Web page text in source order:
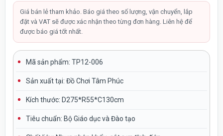
là:
6,000,000₫.
tại
là:
3,890,000₫.
Giá bán lẻ tham khảo. Báo giá theo số lượng, vận chuyển, lắp
đặt và VAT sẽ được xác nhận theo từng đơn hàng. Liên hệ để
được báo giá tốt nhất.
Mã sản phẩm: TP12-006
Sản xuất tại: Đồ Chơi Tâm Phúc
Kích thước: D275*R55*C130cm
Tiêu chuẩn: Bộ Giáo dục và Đào tạo